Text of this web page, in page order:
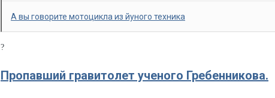
А вы говорите мотоцикла из йуного техника
?
Пропавший гравитолет ученого Гребенникова.